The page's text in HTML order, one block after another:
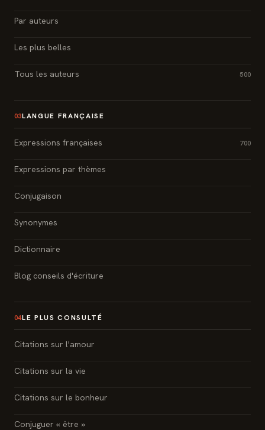
Par auteurs
Les plus belles
Tous les auteurs 500
03LANGUE FRANÇAISE
Expressions françaises 700
Expressions par thèmes
Conjugaison
Synonymes
Dictionnaire
Blog conseils d'écriture
04LE PLUS CONSULTÉ
Citations sur l'amour
Citations sur la vie
Citations sur le bonheur
Conjuguer « être »